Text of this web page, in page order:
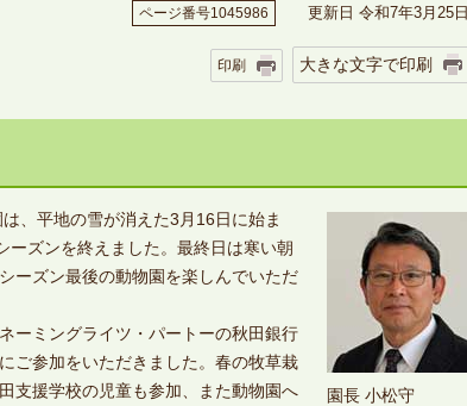
ページ番号1045986 更新日 令和7年3月25日
印刷 大きな文字で印刷
園長 小松守
、平地の雪が消えた3月16日に始ま
ーズンを終えました。最終日は寒い朝
ーズン最後の動物園を楽しんでいただ
ーミングライツ・パートーの秋田銀行
ご参加をいただきました。春の牧草栽
支援学校の児童も参加、また動物園へ